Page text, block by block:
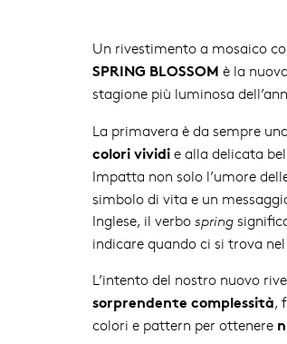
Un rivestimento a mosaico
SPRING BLOSSOM è la
stagione più luminosa
La primavera è da sempre
colori vividie alla delicata
Impatta non solo l’umore
simbolo di vita e un
Inglese, il verbospring
indicare quando ci si trova nel
L’intento del nostro nuovo
sorprendente complessità,
colori e pattern per ottenere